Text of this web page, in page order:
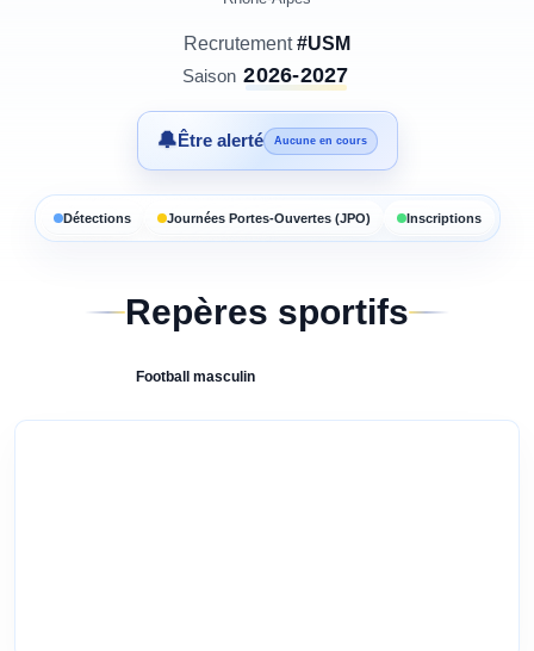
Recrutement#USM
Saison 2026-2027
🔔Être alerté Aucune en cours
Détections Journées Portes-Ouvertes (JPO) Inscriptions
Repères sportifs
Football masculin